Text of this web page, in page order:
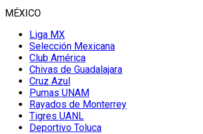
MÉXICO
Liga MX
Selección Mexicana
Club América
Chivas de Guadalajara
Cruz Azul
Pumas UNAM
Rayados de Monterrey
Tigres UANL
Deportivo Toluca